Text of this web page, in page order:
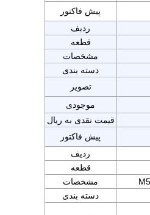
پیش فاکتور
ردیف
قطعه
مشخصات
دسته بندی
تصویر
موجودی
قیمت نقدی به ریال
پیش فاکتور
ردیف
قطعه
مشخصات
دسته بندی